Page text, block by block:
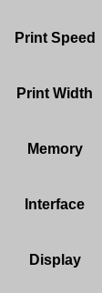
Print Speed
Print Width
Memory
Interface
Display